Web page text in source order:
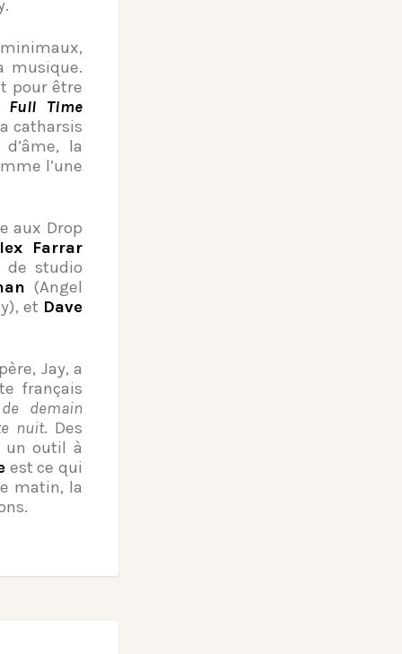
musique.
pour être
Full Time
catharsis
la
l’une
aux Drop
Farrar
de studio
(Angel
et Dave
Jay, a
français
demain
nuit. Des
un outil à
est ce qui
matin, la